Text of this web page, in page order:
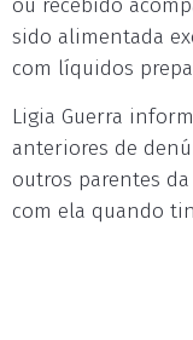
ou recebido
sido alimentada
com líquidos
Ligia Guerra
anteriores de
outros parentes
com ela quando